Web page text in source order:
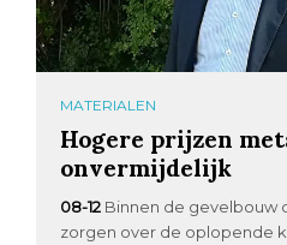
MATERIALEN
Hogere prijzen
onvermijdelijk
08-12 Binnen de gevelbouw
zorgen over de oplopende